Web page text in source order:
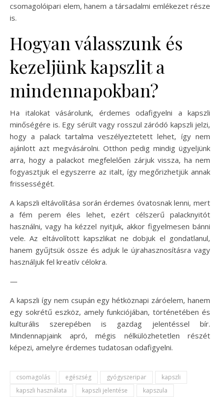
csomagolóipari elem, hanem a társadalmi emlékezet része
is.
Hogyan válasszunk és
kezeljünk kapszlit a
mindennapokban?
Ha italokat vásárolunk, érdemes odafigyelni a kapszli
minőségére is. Egy sérült vagy rosszul záródó kapszli jelzi,
hogy a palack tartalma veszélyeztetett lehet, így nem
ajánlott azt megvásárolni. Otthon pedig mindig ügyeljünk
arra, hogy a palackot megfelelően zárjuk vissza, ha nem
fogyasztjuk el egyszerre az italt, így megőrizhetjük annak
frissességét.
A kapszli eltávolítása során érdemes óvatosnak lenni, mert
a fém perem éles lehet, ezért célszerű palacknyitót
használni, vagy ha kézzel nyitjuk, akkor figyelmesen bánni
vele. Az eltávolított kapszlikat ne dobjuk el gondatlanul,
hanem gyűjtsük össze és adjuk le újrahasznosításra vagy
használjuk fel kreatív célokra.
—
A kapszli így nem csupán egy hétköznapi záróelem, hanem
egy sokrétű eszköz, amely funkciójában, történetében és
kulturális szerepében is gazdag jelentéssel bír.
Mindennapjaink apró, mégis nélkülözhetetlen részét
képezi, amelyre érdemes tudatosan odafigyelni.
csomagolás egészség gyógyszeripar
kapszli
kapszli használata
kapszli jelentése kapszula